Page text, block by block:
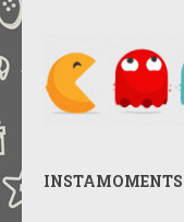
INSTAMOMENTS